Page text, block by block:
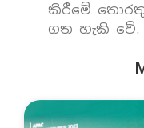
කිරීමේ
ගත හැකි වේ.